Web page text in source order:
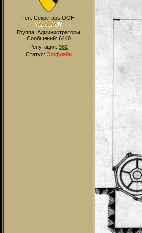
Ген. Секретарь ООН
Группа: Администраторы
Сообщений: 6440
Репутация: 382
Статус: Оффлайн